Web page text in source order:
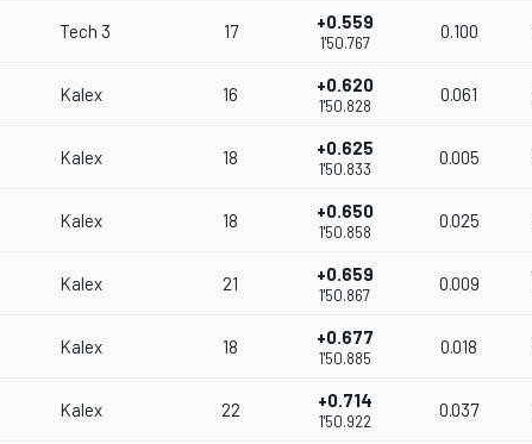
Tech 3 17 +0.559
1'50.767
0.100
Kalex 16 +0.620
1'50.828
0.061
Kalex 18 +0.625
1'50.833
0.005
Kalex 18 +0.650
1'50.858
0.025
Kalex 21 +0.659
1'50.867
0.009
Kalex 18 +0.677
1'50.885
0.018
Kalex 22 +0.714
1'50.922
0.037